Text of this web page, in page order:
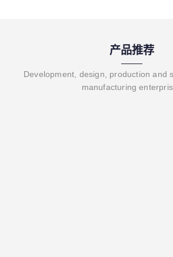
产品推荐
Development, design, production and
manufacturing